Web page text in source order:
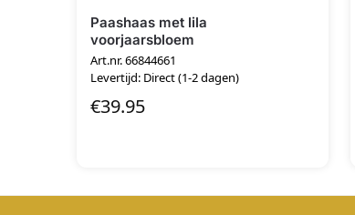
Paashaas met lila
voorjaarsbloem
Art.nr. 66844661
Levertijd: Direct (1-2 dagen)
€39.95